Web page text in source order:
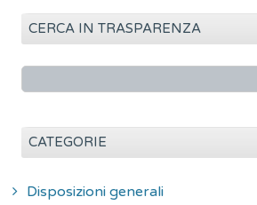
CERCA IN TRASPARENZA
r
CATEGORIE
Disposizioni generali